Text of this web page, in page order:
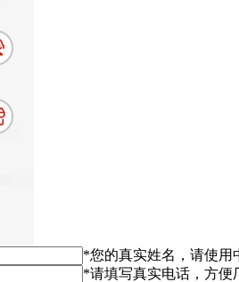
*您的真实姓名，请使用
*请填写真实电话，方便